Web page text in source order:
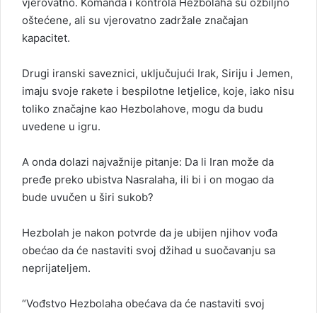
oštećene, ali su vjerovatno zadržale značajan
kapacitet.
Drugi iranski saveznici, uključujući Irak, Siriju i Jemen,
imaju svoje rakete i bespilotne letjelice, koje, iako nisu
toliko značajne kao Hezbolahove, mogu da budu
uvedene u igru.
A onda dolazi najvažnije pitanje: Da li Iran može da
pređe preko ubistva Nasralaha, ili bi i on mogao da
bude uvučen u širi sukob?
Hezbolah je nakon potvrde da je ubijen njihov vođa
obećao da će nastaviti svoj džihad u suočavanju sa
neprijateljem.
“Vođstvo Hezbolaha obećava da će nastaviti svoj